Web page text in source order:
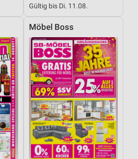
Gültig bis Di. 11.08.
Möbel Boss